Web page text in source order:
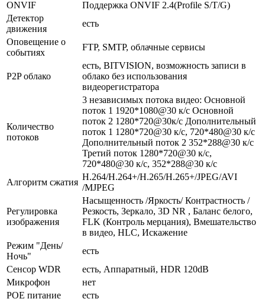
ONVIF
Поддержка ONVIF 2.4(Profile S/T/G)
Детектор
движения
есть
Оповещение о
событиях
FTP, SMTP, облачные сервисы
P2P облако
есть, BITVISION, возможность записи в
облако без использования
видеорегистратора
Количество
потоков
3 независимых потока видео: Основной
поток 1 1920*1080@30 к/с Основной
поток 2 1280*720@30к/с Дополнительный
поток 1 1280*720@30 к/с, 720*480@30 к/с
Дополнительный поток 2 352*288@30 к/с
Третий поток 1280*720@30 к/с,
720*480@30 к/с, 352*288@30 к/с
Алгоритм сжатия
H.264/H.264+/H.265/H.265+/JPEG/AVI
/MJPEG
Регулировка
изображения
Насыщенность /Яркость/ Контрастность /
Резкость, Зеркало, 3D NR , Баланс белого,
FLK (Контроль мерцания), Вмешательство
в видео, HLC, Искажение
Режим "День/
Ночь"
есть
Сенсор WDR
есть, Аппаратный, HDR 120dB
Микрофон
нет
POE питание
есть